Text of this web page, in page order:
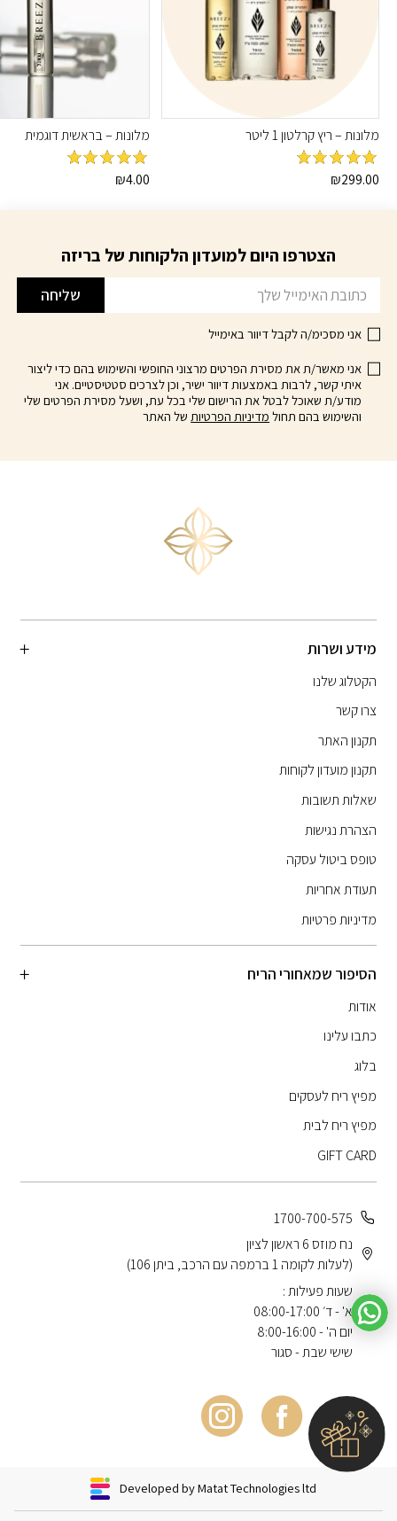
מלונות – ריץ קרלטון 1 ליטר
מדורג5מתוך₪299.00
מלונות – בראשית דוגמית
מדורג
₪4.00
הצטרפו היום למועדון הלקוחות של בריזה
שליחה
אני מסכימ/ה לקבל דיוור באימייל
אני מאשר/ת את מסירת הפרטים מרצוני החופשי והשימוש בהם כדי ליצור
איתי קשר, לרבות באמצעות דיוור ישיר, וכן לצרכים סטטיסטיים. אני
מודע/ת שאוכל לבטל את הרישום שלי בכל עת, ושעל מסירת הפרטים שלי
והשימוש בהם תחול מדיניות הפרטיותשל האתר
מידע ושרות
הקטלוג שלנו
צרו קשר
תקנון האתר
תקנון מועדון לקוחות
שאלות תשובות
הצהרת נגישות
טופס ביטול עסקה
תעודת אחריות
מדיניות פרטיות
הסיפור שמאחורי הריח
אודות
כתבו עלינו
בלוג
מפיץ ריח לעסקים
מפיץ ריח לבית
GIFT CARD
1700-700-575
נח מוזס 6 ראשון לציון
(לעלות לקומה 1 ברמפה עם הרכב, ביתן 106)
שעות פעילות :
א' - ד׳ 08:00-17:00
יום ה' - 8:00-16:00
שישי שבת - סגור
Developed by Matat Technologies ltd